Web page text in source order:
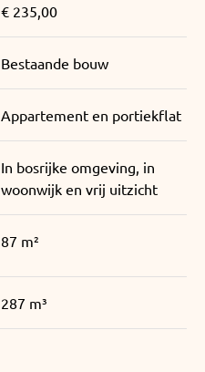
€ 235,00
Bestaande bouw
Appartement en portiekflat
In bosrijke omgeving, in
woonwijk en vrij uitzicht
87 m²
287 m³